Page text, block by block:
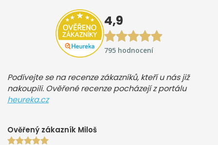
4,9
795 hodnocení
Podívejte se na recenze zákazníků, kteří u nás již
nakoupili. Ověřené recenze pocházejí z portálu
heureka.cz
Ověřený zákazník Miloš